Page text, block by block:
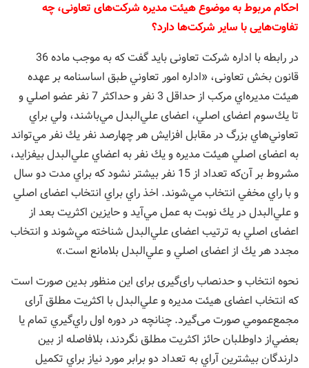
احکام مربوط به موضوع هيئت مديره شرکت‌های تعاونی، چه
تفاوت‌هایی با سایر شرکت‌ها دارد؟
در رابطه با اداره شرکت تعاونی باید گفت که به موجب ماده 36
قانون بخش تعاونی، «اداره امور تعاوني طبق اساسنامه بر عهده
هيئت مديره‌اي مركب از حداقل 3 نفر و حداكثر 7 نفر عضو اصلي و
تا يك‌سوم اعضای اصلي، ‌اعضای علي‌البدل مي‌باشند، ولي براي
تعاوني‌هاي بزرگ در مقابل افزايش هر چهارصد نفر يك نفر مي‌تواند
به اعضای اصلي هيئت مديره و يك نفر به ‌اعضاي علي‌البدل بيفزايد،
مشروط بر آن‌كه تعداد از 15 نفر بيشتر نشود كه براي مدت دو سال
و با راي مخفي انتخاب مي‌شوند. اخذ راي براي انتخاب ‌اعضای اصلي
و علي‌البدل در يك نوبت به عمل مي‌آيد و حايزين اكثريت بعد از
اعضای اصلي به ترتيب اعضای علي‌البدل شناخته مي‌شوند و انتخاب
‌مجدد هر يك از اعضای اصلي و علي‌البدل بلامانع است.»
نحوه انتخاب و حدنصاب رای‌گیری برای این منظور بدین صورت است
که انتخاب اعضای هيئت مديره و علي‌البدل با اكثريت مطلق آرای
مجمع‌عمومي صورت می‌گیرد. چنانچه در دوره اول راي‌گيري تمام يا
بعضي‌از داوطلبان حائز اكثريت مطلق نگردند، بلافاصله از بين
دارندگان بيشترين آراي به تعداد دو برابر مورد نياز براي تكميل